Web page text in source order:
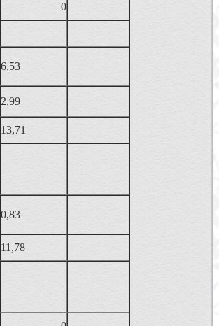
0
6,53
2,99
13,71
0,83
11,78